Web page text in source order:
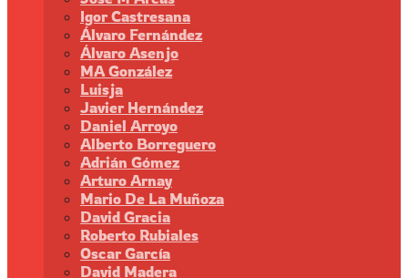
Igor Castresana
Álvaro Fernández
Álvaro Asenjo
MA González
Luisja
Javier Hernández
Daniel Arroyo
Alberto Borreguero
Adrián Gómez
Arturo Arnay
Mario De La Muñoza
David Gracia
Roberto Rubiales
Oscar García
David Madera